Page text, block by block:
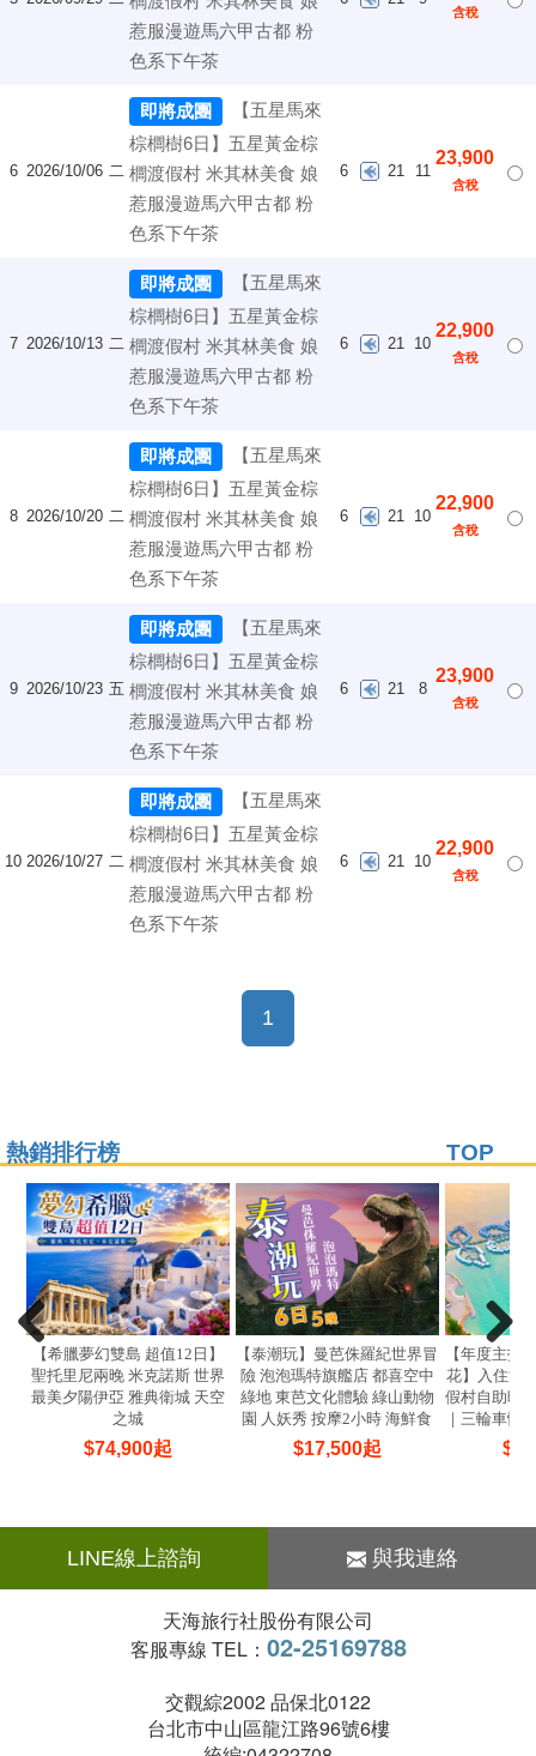
惹服漫遊馬六甲古都 粉
色系下午茶
含稅
6 2026/10/06 二
即將成團
【五星馬來
棕櫚樹6日】五星黃金棕
櫚渡假村 米其林美食 娘
惹服漫遊馬六甲古都 粉
色系下午茶
6 21 11
23,900
含稅
7 2026/10/13 二
即將成團
【五星馬來
棕櫚樹6日】五星黃金棕
櫚渡假村 米其林美食 娘
惹服漫遊馬六甲古都 粉
色系下午茶
6 21 10
22,900
含稅
8 2026/10/20 二
即將成團
【五星馬來
棕櫚樹6日】五星黃金棕
櫚渡假村 米其林美食 娘
惹服漫遊馬六甲古都 粉
色系下午茶
6 21 10
22,900
含稅
9 2026/10/23 五
即將成團
【五星馬來
棕櫚樹6日】五星黃金棕
櫚渡假村 米其林美食 娘
惹服漫遊馬六甲古都 粉
色系下午茶
6 21 8
23,900
含稅
10 2026/10/27 二
即將成團
【五星馬來
棕櫚樹6日】五星黃金棕
櫚渡假村 米其林美食 娘
惹服漫遊馬六甲古都 粉
色系下午茶
6 21 10
22,900
含稅
1
熱銷排行榜 TOP
【希臘夢幻雙島 超值12日】
聖托里尼兩晚 米克諾斯 世界
最美夕陽伊亞 雅典衛城 天空
之城
$74,900起
【泰潮玩】曼芭侏羅紀世界冒
險 泡泡瑪特旗艦店 都喜空中
綠地 東芭文化體驗 綠山動物
園 人妖秀 按摩2小時 海鮮食
放題 6天5晚(亞航)
$17,500起
【年度主打
花】入住泳
假村自助晚
｜三輪車慢
$
LINE線上諮詢 與我連絡
天海旅行社股份有限公司
客服專線 TEL： 02-25169788
交觀綜2002 品保北0122
台北市中山區龍江路96號6樓